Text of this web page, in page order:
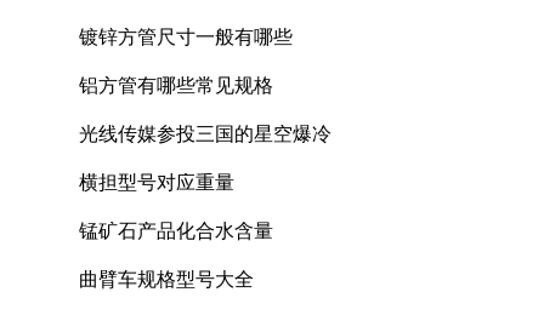
镀锌方管尺寸一般有哪些
铝方管有哪些常见规格
光线传媒参投三国的星空爆冷
横担型号对应重量
锰矿石产品化合水含量
曲臂车规格型号大全